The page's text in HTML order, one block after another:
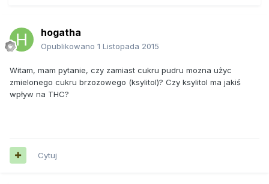
hogatha
Opublikowano 1 Listopada 2015
Witam, mam pytanie, czy zamiast cukru pudru mozna użyc
zmielonego cukru brzozowego (ksylitol)? Czy ksylitol ma jakiś
wpływ na THC?
Cytuj